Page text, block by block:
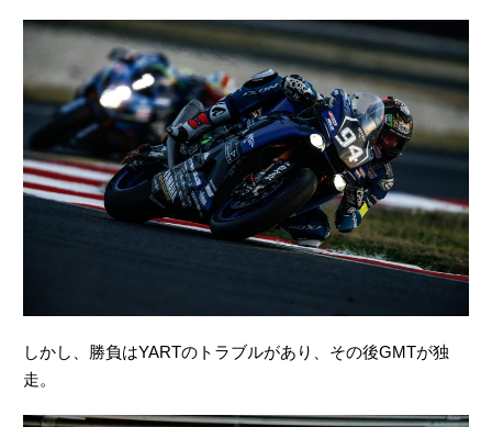
しかし、勝負はYARTのトラブルがあり、その後GMTが独
走。